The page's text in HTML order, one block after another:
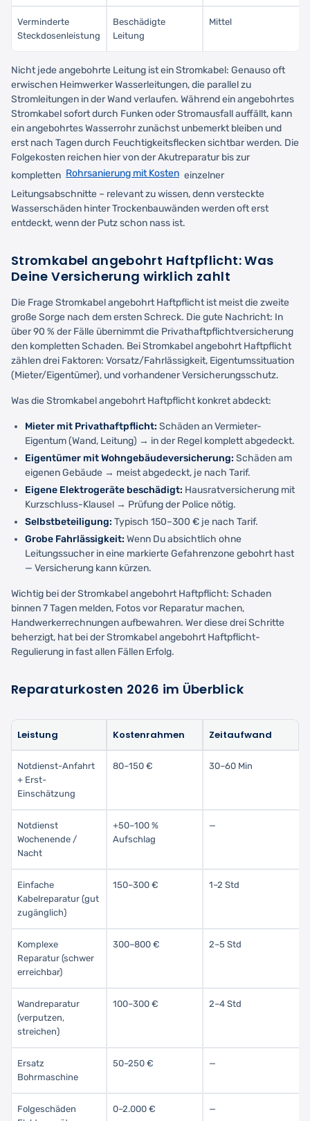
Verminderte
Steckdosenleistung
Beschädigte
Leitung
Mittel
Nicht jede angebohrte Leitung ist ein Stromkabel: Genauso oft
erwischen Heimwerker Wasserleitungen, die parallel zu
Stromleitungen in der Wand verlaufen. Während ein angebohrtes
Stromkabel sofort durch Funken oder Stromausfall auffällt, kann
ein angebohrtes Wasserrohr zunächst unbemerkt bleiben und
erst nach Tagen durch Feuchtigkeitsflecken sichtbar werden. Die
Folgekosten reichen hier von der Akutreparatur bis zur
kompletten Rohrsanierung mit Kosten einzelner
Leitungsabschnitte – relevant zu wissen, denn versteckte
Wasserschäden hinter Trockenbauwänden werden oft erst
entdeckt, wenn der Putz schon nass ist.
Stromkabel angebohrt Haftpflicht: Was
Deine Versicherung wirklich zahlt
Die Frage Stromkabel angebohrt Haftpflicht ist meist die zweite
große Sorge nach dem ersten Schreck. Die gute Nachricht: In
über 90 % der Fälle übernimmt die Privathaftpflichtversicherung
den kompletten Schaden. Bei Stromkabel angebohrt Haftpflicht
zählen drei Faktoren: Vorsatz/Fahrlässigkeit, Eigentumssituation
(Mieter/Eigentümer), und vorhandener Versicherungsschutz.
Was die Stromkabel angebohrt Haftpflicht konkret abdeckt:
Mieter mit Privathaftpflicht: Schäden an Vermieter-
Eigentum (Wand, Leitung) → in der Regel komplett abgedeckt.
Eigentümer mit Wohngebäudeversicherung: Schäden am
eigenen Gebäude → meist abgedeckt, je nach Tarif.
Eigene Elektrogeräte beschädigt: Hausratversicherung mit
Kurzschluss-Klausel → Prüfung der Police nötig.
Selbstbeteiligung: Typisch 150–300 € je nach Tarif.
Grobe Fahrlässigkeit: Wenn Du absichtlich ohne
Leitungssucher in eine markierte Gefahrenzone gebohrt hast
— Versicherung kann kürzen.
Wichtig bei der Stromkabel angebohrt Haftpflicht: Schaden
binnen 7 Tagen melden, Fotos vor Reparatur machen,
Handwerkerrechnungen aufbewahren. Wer diese drei Schritte
beherzigt, hat bei der Stromkabel angebohrt Haftpflicht-
Regulierung in fast allen Fällen Erfolg.
Reparaturkosten 2026 im Überblick
Leistung Kostenrahmen Zeitaufwand
Notdienst-Anfahrt
+ Erst-
Einschätzung
80–150 € 30–60 Min
Notdienst
Wochenende /
Nacht
+50–100 %
Aufschlag
—
Einfache
Kabelreparatur (gut
zugänglich)
150–300 € 1–2 Std
Komplexe
Reparatur (schwer
erreichbar)
300–800 € 2–5 Std
Wandreparatur
(verputzen,
streichen)
100–300 € 2–4 Std
Ersatz
Bohrmaschine
50–250 € —
Folgeschäden
0–2.000 € —